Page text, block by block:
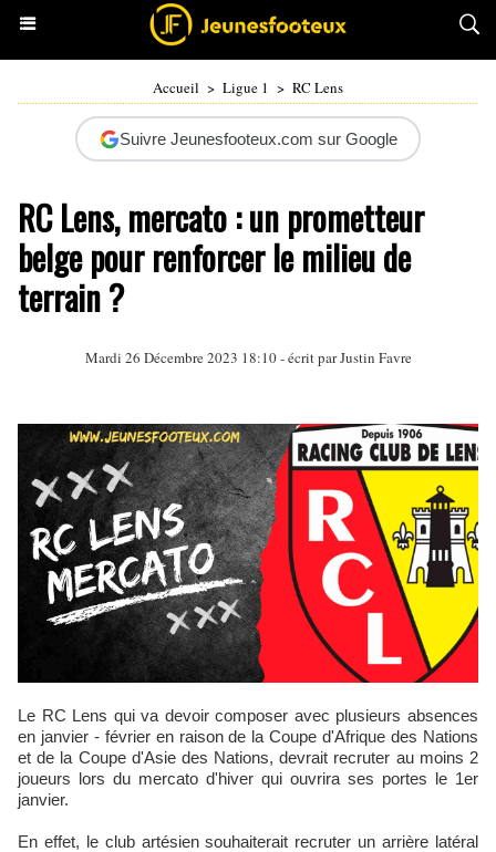
Accueil > Ligue 1 > RC Lens
Suivre Jeunesfooteux.com sur Google
RC Lens, mercato : un prometteur
belge pour renforcer le milieu de
terrain ?
Mardi 26 Décembre 2023 18:10 - écrit parJustin Favre
Le RC Lens qui va devoir composer avec plusieurs absences
en janvier - février en raison de la Coupe d'Afrique des Nations
et de la Coupe d'Asie des Nations, devrait recruter au moins 2
joueurs lors du mercato d'hiver qui ouvrira ses portes le 1er
janvier.
En effet, le club artésien souhaiterait recruter un arrière latéral